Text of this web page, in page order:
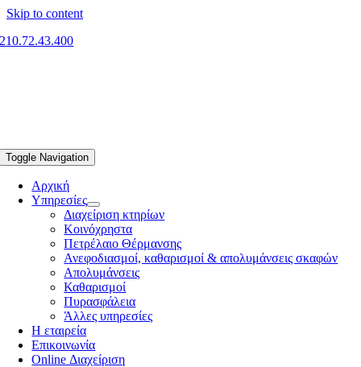
Skip to content
210.72.43.400
Toggle Navigation
Αρχική
Υπηρεσίες
Διαχείριση κτηρίων
Κοινόχρηστα
Πετρέλαιο Θέρμανσης
Ανεφοδιασμοί, καθαρισμοί & απολυμάνσεις σκαφών
Απολυμάνσεις
Καθαρισμοί
Πυρασφάλεια
Άλλες υπηρεσίες
Η εταιρεία
Επικοινωνία
Online Διαχείριση